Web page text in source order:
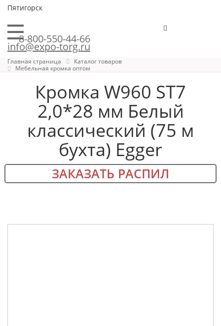
Пятигорск
8-800-550-44-66
info@expo-torg.ru
Главная страница
Каталог товаров
Мебельная кромка оптом
Кромка W960 ST7
2,0*28 мм Белый
классический (75 м
бухта) Egger
ЗАКАЗАТЬ РАСПИЛ